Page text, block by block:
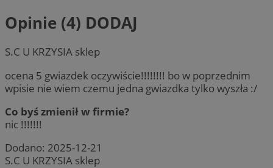
Opinie (4) DODAJ
S.C U KRZYSIA sklep
ocena 5 gwiazdek oczywiście!!!!!!!! bo w poprzednim
wpisie nie wiem czemu jedna gwiazdka tylko wyszła :/
Co byś zmienił w firmie?
nic !!!!!!!
Dodano: 2025-12-21
S.C U KRZYSIA sklep